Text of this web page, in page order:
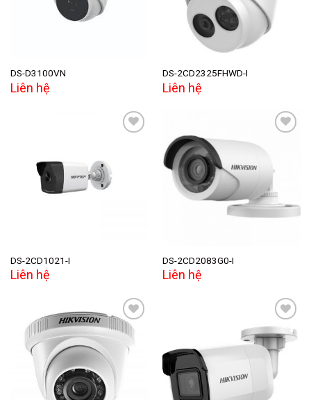
DS-D3100VN
Liên hệ
DS-2CD2325FHWD-I
Liên hệ
DS-2CD1021-I
Liên hệ
DS-2CD2083G0-I
Liên hệ
Add to
Add to
wishlist